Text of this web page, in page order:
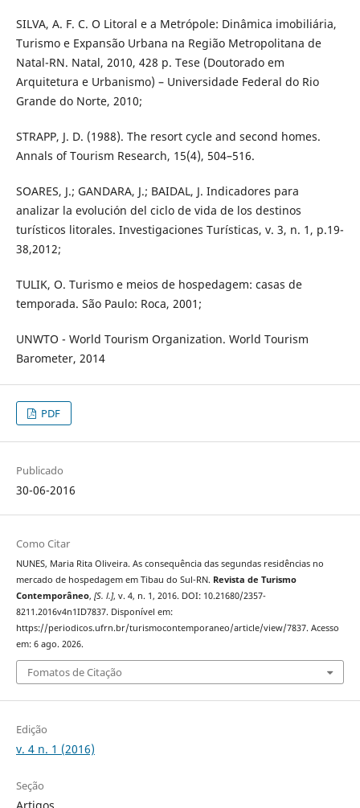
SILVA, A. F. C. O Litoral e a Metrópole: Dinâmica imobiliária,
Turismo e Expansão Urbana na Região Metropolitana de
Natal-RN. Natal, 2010, 428 p. Tese (Doutorado em
Arquitetura e Urbanismo) – Universidade Federal do Rio
Grande do Norte, 2010;
STRAPP, J. D. (1988). The resort cycle and second homes.
Annals of Tourism Research, 15(4), 504–516.
SOARES, J.; GANDARA, J.; BAIDAL, J. Indicadores para
analizar la evolución del ciclo de vida de los destinos
turísticos litorales. Investigaciones Turísticas, v. 3, n. 1, p.19-
38,2012;
TULIK, O. Turismo e meios de hospedagem: casas de
temporada. São Paulo: Roca, 2001;
UNWTO - World Tourism Organization. World Tourism
Barometer, 2014
PDF
Publicado
30-06-2016
Como Citar
NUNES, Maria Rita Oliveira. As consequência das segundas residências no
mercado de hospedagem em Tibau do Sul-RN. Revista de Turismo
Contemporâneo, [S. l.], v. 4, n. 1, 2016. DOI: 10.21680/2357-
8211.2016v4n1ID7837. Disponível em:
https://periodicos.ufrn.br/turismocontemporaneo/article/view/7837. Acesso
em: 6 ago. 2026.
Fomatos de Citação
Edição
v. 4 n. 1 (2016)
Seção